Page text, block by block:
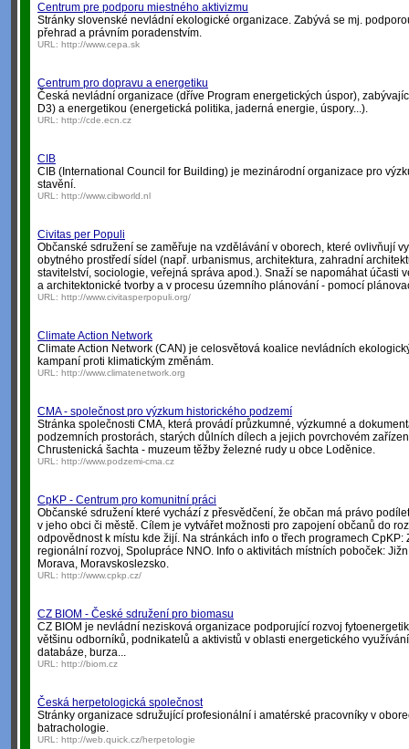
Centrum pre podporu miestného aktivizmu
Stránky slovenské nevládní ekologické organizace. Zabývá se mj.
přehrad a právním poradenstvím.
URL: http://www.cepa.sk
Centrum pro dopravu a energetiku
Česká nevládní organizace (dříve Program energetických úspor),
D3) a energetikou (energetická politika, jaderná energie, úspory...).
URL: http://cde.ecn.cz
CIB
CIB (International Council for Building) je mezinárodní organizace pro
stavění.
URL: http://www.cibworld.nl
Civitas per Populi
Občanské sdružení se zaměřuje na vzdělávání v oborech, které ovlivňují
obytného prostředí sídel (např. urbanismus, architektura, zahradní
stavitelství, sociologie, veřejná správa apod.). Snaží se napomáhat účasti
a architektonické tvorby a v procesu územního plánování - pomocí
URL: http://www.civitasperpopuli.org/
Climate Action Network
Climate Action Network (CAN) je celosvětová koalice nevládních
kampaní proti klimatickým změnám.
URL: http://www.climatenetwork.org
CMA - společnost pro výzkum historického podzemí
Stránka společnosti CMA, která provádí průzkumné, výzkumné a
podzemních prostorách, starých důlních dílech a jejich povrchovém
Chrustenická šachta - muzeum těžby železné rudy u obce Loděnice.
URL: http://www.podzemi-cma.cz
CpKP - Centrum pro komunitní práci
Občanské sdružení které vychází z přesvědčení, že občan má právo
v jeho obci či městě. Cílem je vytvářet možnosti pro zapojení občanů do
odpovědnost k místu kde žijí. Na stránkách info o třech programech
regionální rozvoj, Spolupráce NNO. Info o aktivitách místních poboček:
Morava, Moravskoslezsko.
URL: http://www.cpkp.cz/
CZ BIOM - České sdružení pro biomasu
CZ BIOM je nevládní nezisková organizace podporující rozvoj
většinu odborníků, podnikatelů a aktivistů v oblasti energetického
databáze, burza...
URL: http://biom.cz
Česká herpetologická společnost
Stránky organizace sdružující profesionální i amatérské pracovníky v
batrachologie.
URL: http://web.quick.cz/herpetologie